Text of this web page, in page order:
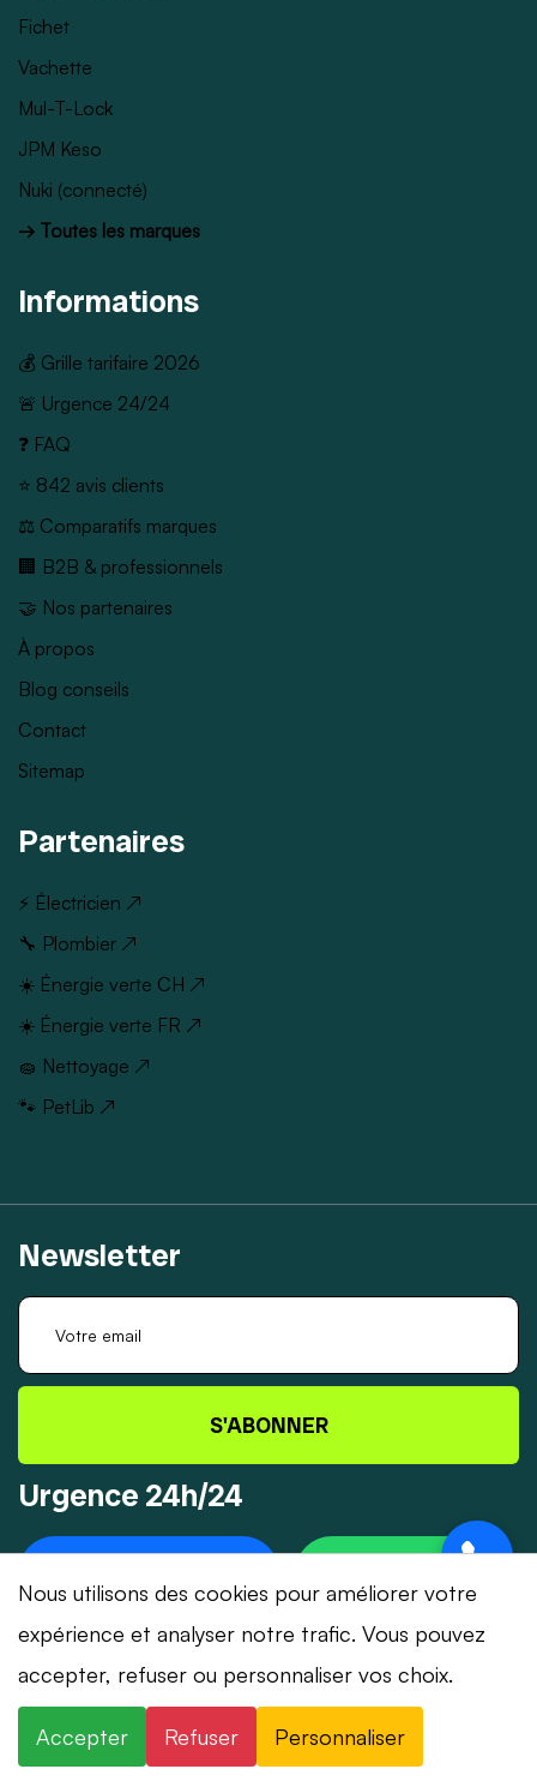
Fichet
Vachette
Mul-T-Lock
JPM Keso
Nuki (connecté)
→ Toutes les marques
Informations
💰 Grille tarifaire 2026
🚨 Urgence 24/24
❓ FAQ
⭐ 842 avis clients
⚖️ Comparatifs marques
🏢 B2B & professionnels
🤝 Nos partenaires
À propos
Blog conseils
Contact
Sitemap
Partenaires
⚡ Électricien ↗
🔧 Plombier ↗
☀️ Énergie verte CH ↗
☀️ Énergie verte FR ↗
🧽 Nettoyage ↗
🐾 PetLib ↗
Newsletter
S'ABONNER
Urgence 24h/24
© 2026 Dépannage-Serrurier.ch - Tous droits
réservés | Suisse romande
Nous utilisons des cookies pour améliorer votre
expérience et analyser notre trafic. Vous pouvez
accepter, refuser ou personnaliser vos choix.
Accepter Refuser Personnaliser